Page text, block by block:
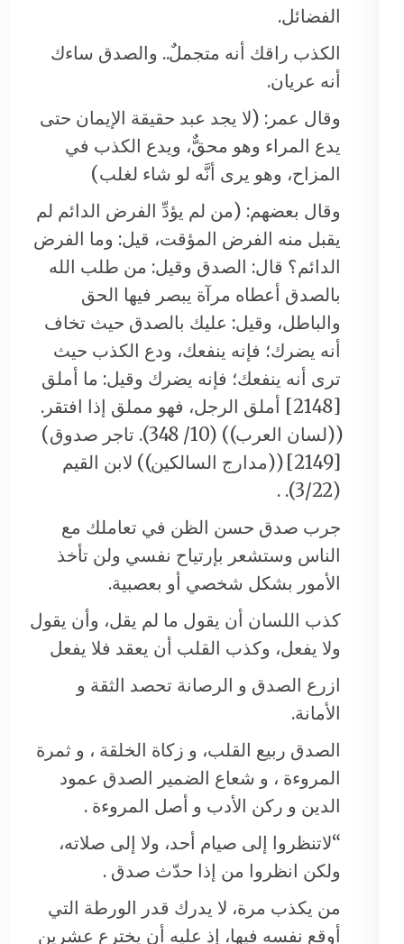
الفضائل.
الكذب راقك أنه متجملٌ.. والصدق ساءك
أنه عريان.
وقال عمر: (لا يجد عبد حقيقة الإيمان حتى
يدع المراء وهو محقٌّ، ويدع الكذب في
المزاح، وهو يرى أنَّه لو شاء لغلب)
وقال بعضهم: (من لم يؤدِّ الفرض الدائم لم
يقبل منه الفرض المؤقت، قيل: وما الفرض
الدائم؟ قال: الصدق وقيل: من طلب الله
بالصدق أعطاه مرآة يبصر فيها الحق
والباطل، وقيل: عليك بالصدق حيث تخاف
أنه يضرك؛ فإنه ينفعك، ودع الكذب حيث
ترى أنه ينفعك؛ فإنه يضرك وقيل: ما أملق
[2148] أملق الرجل، فهو مملق إذا افتقر.
((لسان العرب)) (10/ 348). تاجر صدوق)
[2149] ((مدارج السالكين)) لابن القيم
(3/22). .
جرب صدق حسن الظن في تعاملك مع
الناس وستشعر بإرتياح نفسي ولن تأخذ
الأمور بشكل شخصي أو بعصبية.
كذب اللسان أن يقول ما لم يقل، وأن يقول
ولا يفعل، وكذب القلب أن يعقد فلا يفعل
ازرع الصدق و الرصانة تحصد الثقة و
الأمانة.
الصدق ربيع القلب، و زكاة الخلقة ، و ثمرة
المروءة ، و شعاع الضمير الصدق عمود
الدين و ركن الأدب و أصل المروءة .
“لاتنظروا إلى صيام أحد، ولا إلى صلاته،
ولكن انظروا من إذا حدّث صدق .
من يكذب مرة، لا يدرك قدر الورطة التي
أوقع نفسه فيها، إذ عليه أن يخترع عشرين